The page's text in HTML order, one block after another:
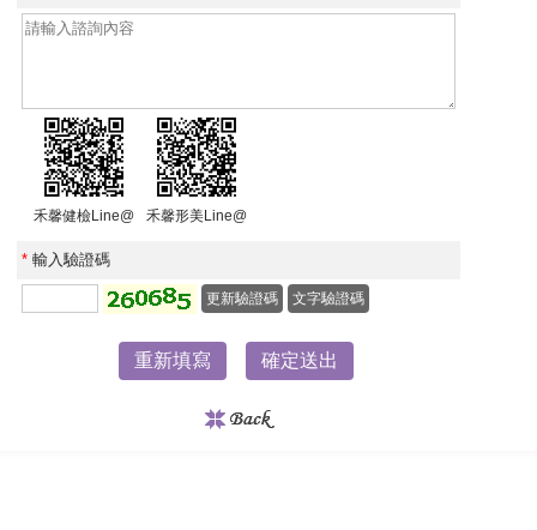
禾馨健檢Line@ 禾馨形美Line@
* 輸入驗證碼
更新驗證碼 文字驗證碼
重新填寫 確定送出